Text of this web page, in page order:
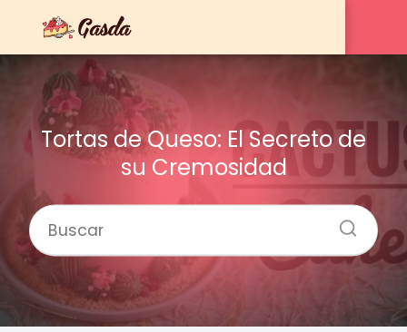
Tortas de Queso: El Secreto de
su Cremosidad